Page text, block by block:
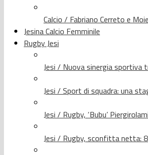
Calcio / Fabriano Cerreto e
Jesina Calcio Femminile
Rugby Jesi
Jesi / Nuova sinergia sportiva
Jesi / Sport di squadra: una
Jesi / Rugby, ‘Bubu’
Jesi / Rugby, sconfitta netta: